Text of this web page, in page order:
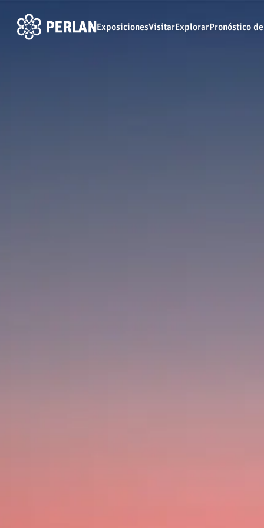
ExposicionesVisitarExplorarPronóstico